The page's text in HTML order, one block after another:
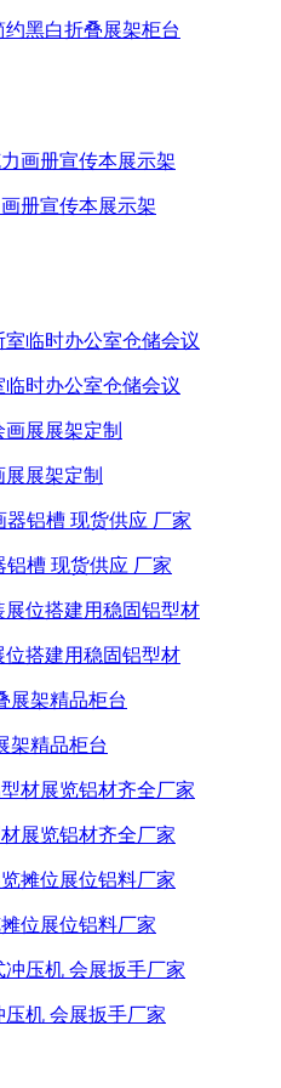
黑白折叠展架柜台
册宣传本展示架
时办公室仓储会议
展架定制
槽 现货供应 厂家
搭建用稳固铝型材
架精品柜台
展览铝材齐全厂家
位展位铝料厂家
机 会展扳手厂家